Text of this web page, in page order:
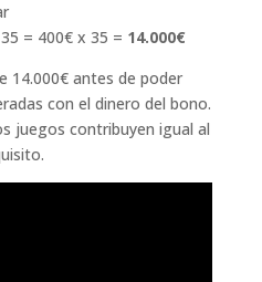
= 400€ x 35 = 14.000€
14.000€ antes de poder
con el dinero del bono.
juegos contribuyen igual al